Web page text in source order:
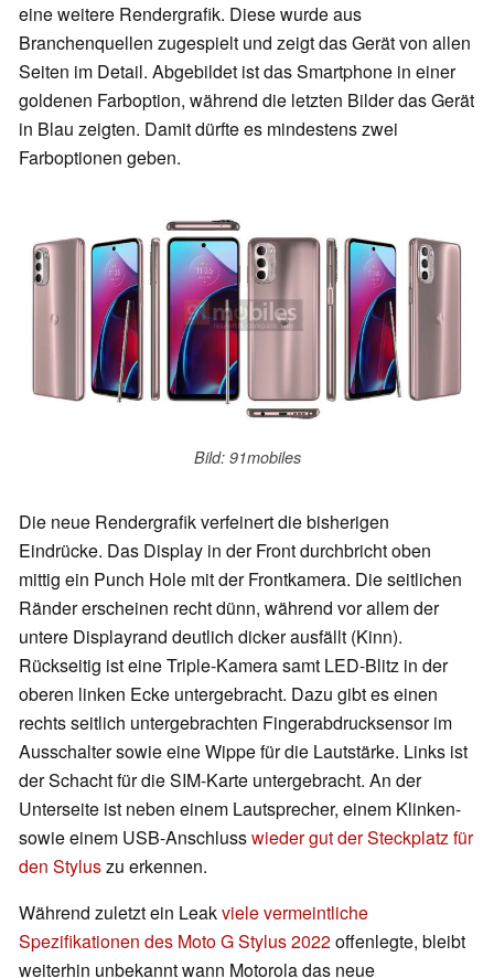
eine weitere Rendergrafik. Diese wurde aus
Branchenquellen zugespielt und zeigt das Gerät von allen
Seiten im Detail. Abgebildet ist das Smartphone in einer
goldenen Farboption, während die letzten Bilder das Gerät
in Blau zeigten. Damit dürfte es mindestens zwei
Farboptionen geben.
Bild: 91mobiles
Die neue Rendergrafik verfeinert die bisherigen
Eindrücke. Das Display in der Front durchbricht oben
mittig ein Punch Hole mit der Frontkamera. Die seitlichen
Ränder erscheinen recht dünn, während vor allem der
untere Displayrand deutlich dicker ausfällt (Kinn).
Rückseitig ist eine Triple-Kamera samt LED-Blitz in der
oberen linken Ecke untergebracht. Dazu gibt es einen
rechts seitlich untergebrachten Fingerabdrucksensor im
Ausschalter sowie eine Wippe für die Lautstärke. Links ist
der Schacht für die SIM-Karte untergebracht. An der
Unterseite ist neben einem Lautsprecher, einem Klinken-
sowie einem USB-Anschlusswieder gut der Steckplatz für
den Styluszu erkennen.
Während zuletzt ein Leakviele vermeintliche
Spezifikationen des Moto G Stylus 2022offenlegte, bleibt
weiterhin unbekannt wann Motorola das neue